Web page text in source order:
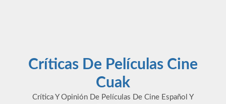
Críticas De Películas Cine
Cuak
Crítica Y Opinión De Películas De Cine Español Y